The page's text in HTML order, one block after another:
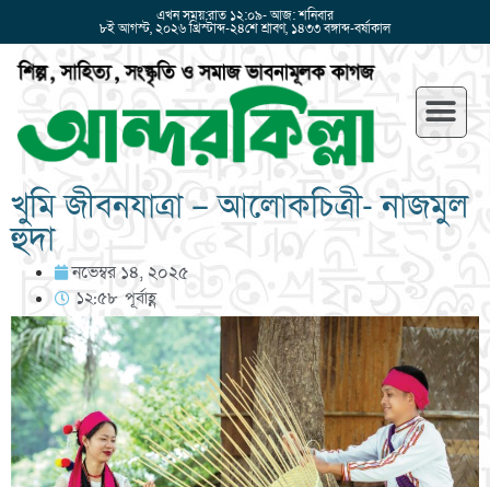
এখন সময়:রাত ১২:০৯- আজ: শনিবার
৮ই আগস্ট, ২০২৬ খ্রিস্টাব্দ-২৪শে শ্রাবণ, ১৪৩৩ বঙ্গাব্দ-বর্ষাকাল
খুমি জীবনযাত্রা – আলোকচিত্রী- নাজমুল
হুদা
নভেম্বর ১৪, ২০২৫
১২:৫৮ পূর্বাহ্ণ